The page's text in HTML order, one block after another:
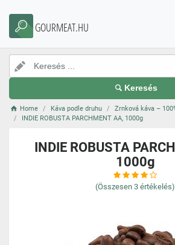
GOURMEAT.HU
Keresés
Home Káva podle druhu
Zrnková káva –
INDIE ROBUSTA PARCHMENT AA, 1000g
INDIE ROBUSTA
1000g
(Összesen 3 értékelés)